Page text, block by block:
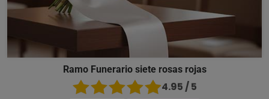
Ramo Funerario siete rosas rojas
4.95 / 5